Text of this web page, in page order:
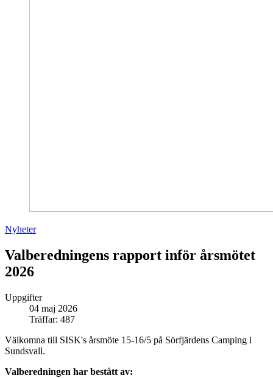
Nyheter
Valberedningens rapport inför årsmötet
2026
Uppgifter
04 maj 2026
Träffar: 487
Välkomna till SISK's årsmöte 15-16/5 på Sörfjärdens Camping i
Sundsvall.
Valberedningen har bestått av: